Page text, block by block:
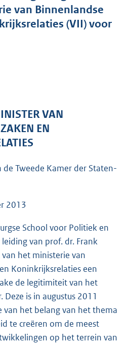
g
K
b
van Binnenlandse
(VII) voor
VAN
EN
Tweede Kamer der Staten-
2013
School voor Politiek en
leiding van prof. dr. Frank
het ministerie van
Koninkrijksrelaties een
de legitimiteit van het
Deze is in augustus 2011
van het belang van het thema
te creëren om de meest
op het terrein van